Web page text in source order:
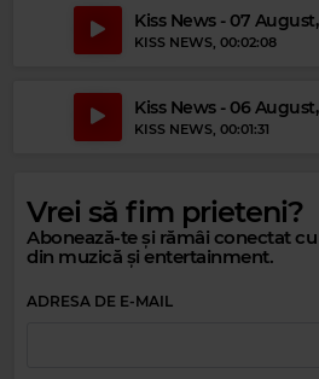
Kiss News - 07 August,
KISS NEWS, 00:02:08
Kiss News - 06 August,
KISS NEWS, 00:01:31
Vrei să fim prieteni?
Abonează-te și rămâi conectat
din muzică și entertainment.
ADRESA DE E-MAIL